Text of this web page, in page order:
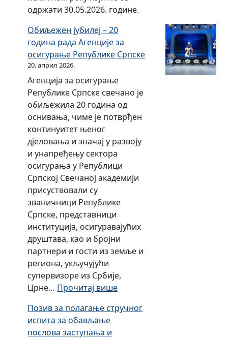
к
о
с
и
г
у
р
а
њ
а
о
д
а
у
т
о
о
д
г
о
в
о
р
о
с
т
одржати 30.05.2026. године.
Обиљежен јубилеј – 20
година рада Агенције за
осигурање Републике Српске
20. април 2026.
Агенција за осигурање
Републике Српске свечано је
обиљежила 20 година од
оснивања, чиме је потврђен
континуитет њеног
дјеловања и значај у развоју
и унапређењу сектора
осигурања у Републици
Српској Свечаној академији
присуствовали су
званичници Републике
Српске, представници
институција, осигуравајућих
друштава, као и бројни
партнери и гости из земље и
региона, укључујући
супервизоре из Србије,
Црне… Прочитај више:
б
Позив за полагање стручног
испита за обављање
послова заступања и